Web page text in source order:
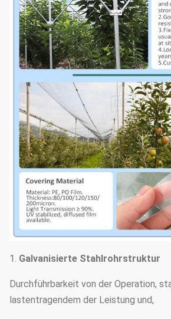
1. Galvanisierte Stahlrohrstruktur
Durchführbarkeit von der Operation,
lastentragendem der Leistung und,